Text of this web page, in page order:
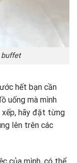
buffet
hết bạn cần
uống mà mình
xếp, hãy đặt từng
lên trên các